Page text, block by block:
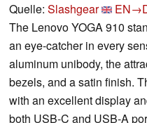
Quelle: Slashgear
The Lenovo YOGA 910
an eye-catcher in every
aluminum unibody, the
bezels, and a satin finish.
with an excellent display
both USB-C and USB-A